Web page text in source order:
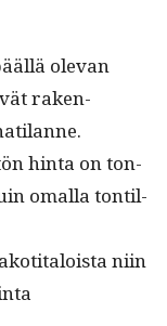
ole­van
rak­en­
hin­ta on ton­
oma­l­la ton­til­
niin